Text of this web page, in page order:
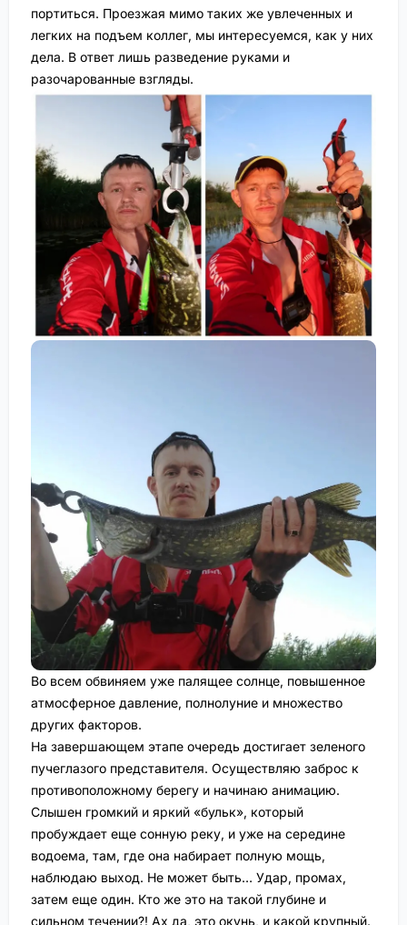
портиться. Проезжая мимо таких же увлеченных и
легких на подъем коллег, мы интересуемся, как у них
дела. В ответ лишь разведение руками и
разочарованные взгляды.
Во всем обвиняем уже палящее солнце, повышенное
атмосферное давление, полнолуние и множество
других факторов.
На завершающем этапе очередь достигает зеленого
пучеглазого представителя. Осуществляю заброс к
противоположному берегу и начинаю анимацию.
Слышен громкий и яркий «бульк», который
пробуждает еще сонную реку, и уже на середине
водоема, там, где она набирает полную мощь,
наблюдаю выход. Не может быть… Удар, промах,
затем еще один. Кто же это на такой глубине и
сильном течении?! Ах да, это окунь, и какой крупный.